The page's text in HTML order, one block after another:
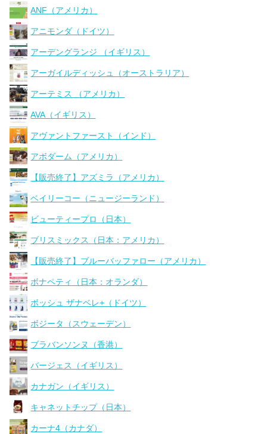
ANF（アメリカ）
アニモンダ（ドイツ）
アーデングランジ （イギリス）
アーガイルディッシュ（オーストラリア）
アーテミス （アメリカ）
AVA（イギリス）
アヴァントファースト（インド）
アボダーム（アメリカ）
【販売終了】アズミラ（アメリカ）
ベイリーコー（ニュージーランド）
ビューティープロ（日本）
ブリスミックス（日本：アメリカ）
【販売終了】ブルーバッファロー（アメリカ）
ボナペティ（日本：オランダ）
ボッシュ ザナベレ+（ドイツ）
ボジータ（スウェーデン）
ブラバンソンヌ（香港）
バージェス（イギリス）
カナガン（イギリス）
キャネットチップ（日本）
カーナ4（カナダ）